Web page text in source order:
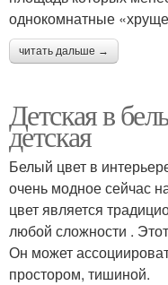
однокомнатные
читать дальше →
Детская в
детская
Белый цвет в
очень модное сейчас
цвет является
любой сложности .
Он может
простором, тишиной.